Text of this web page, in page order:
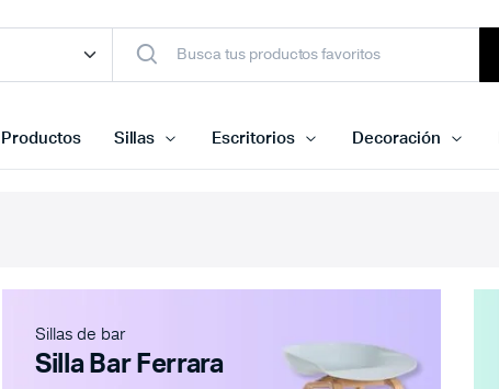
Productos Sillas Escritorios Decoración
Sillas de bar
Silla Bar Ferrara